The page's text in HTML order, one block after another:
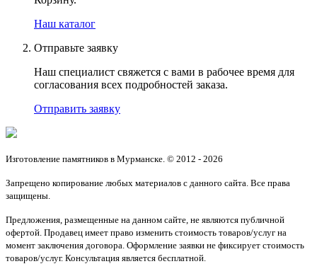
Наш каталог
Отправьте заявку
Наш специалист свяжется с вами в рабочее время для
согласования всех подробностей заказа.
Отправить заявку
Изготовление памятников в Мурманске. © 2012 - 2026
Запрещено копирование любых материалов с данного сайта. Все права
защищены.
Предложения, размещенные на данном сайте, не являются публичной
офертой. Продавец имеет право изменить стоимость товаров/услуг на
момент заключения договора. Оформление заявки не фиксирует стоимость
товаров/услуг. Консультация является бесплатной.